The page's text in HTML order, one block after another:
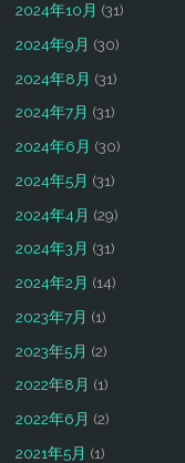
2024年10月 (31)
2024年9月 (30)
2024年8月 (31)
2024年7月 (31)
2024年6月 (30)
2024年5月 (31)
2024年4月 (29)
2024年3月 (31)
2024年2月 (14)
2023年7月 (1)
2023年5月 (2)
2022年8月 (1)
2022年6月 (2)
2021年5月 (1)